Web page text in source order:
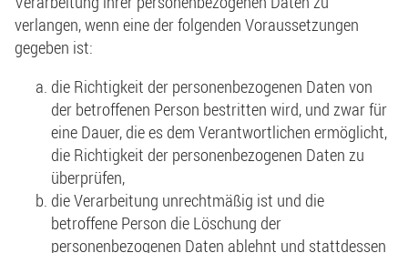
verlangen, wenn eine der folgenden Voraussetzungen
gegeben ist:
die Richtigkeit der personenbezogenen Daten von
der betroffenen Person bestritten wird, und zwar für
eine Dauer, die es dem Verantwortlichen ermöglicht,
die Richtigkeit der personenbezogenen Daten zu
überprüfen,
die Verarbeitung unrechtmäßig ist und die
betroffene Person die Löschung der
personenbezogenen Daten ablehnt und stattdessen